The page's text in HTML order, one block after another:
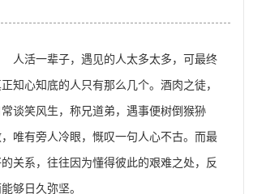
活一辈子，遇见的人太多太多，可最终
知心知底的人只有那么几个。酒肉之徒，
常谈笑风生，称兄道弟，遇事便树倒猴狲
唯有旁人冷眼，慨叹一句人心不古。而最
关系，往往因为懂得彼此的艰难之处，反
够日久弥坚。